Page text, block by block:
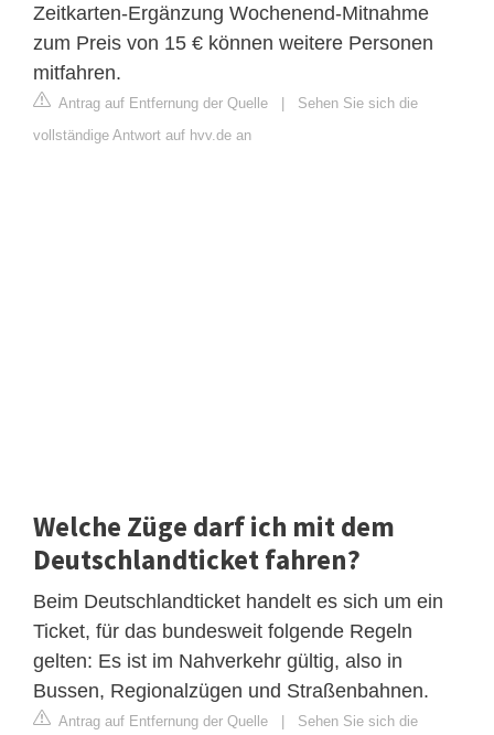
Zeitkarten-Ergänzung Wochenend-Mitnahme
zum Preis von 15 € können weitere Personen
mitfahren.
Antrag auf Entfernung der Quelle | Sehen Sie sich die
vollständige Antwort auf hvv.de an
Welche Züge darf ich mit dem
Deutschlandticket fahren?
Beim Deutschlandticket handelt es sich um ein
Ticket, für das bundesweit folgende Regeln
gelten: Es ist im Nahverkehr gültig, also in
Bussen, Regionalzügen und Straßenbahnen.
Antrag auf Entfernung der Quelle | Sehen Sie sich die